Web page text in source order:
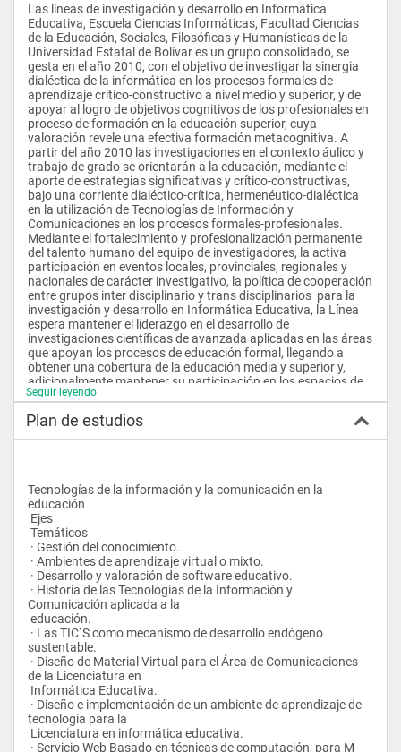
Las líneas de investigación y desarrollo en Informática
Educativa, Escuela Ciencias Informáticas, Facultad Ciencias
de la Educación, Sociales, Filosóficas y Humanísticas de la
Universidad Estatal de Bolívar es un grupo consolidado, se
gesta en el año 2010, con el objetivo de investigar la sinergia
dialéctica de la informática en los procesos formales de
aprendizaje crítico-constructivo a nivel medio y superior, y de
apoyar al logro de objetivos cognitivos de los profesionales en
proceso de formación en la educación superior, cuya
valoración revele una efectiva formación metacognitiva. A
partir del año 2010 las investigaciones en el contexto áulico y
trabajo de grado se orientarán a la educación, mediante el
aporte de estrategias significativas y crítico-constructivas,
bajo una corriente dialéctico-crítica, hermenéutico-dialéctica
en la utilización de Tecnologías de Información y
Comunicaciones en los procesos formales-profesionales.
Mediante el fortalecimiento y profesionalización permanente
del talento humano del equipo de investigadores, la activa
participación en eventos locales, provinciales, regionales y
nacionales de carácter investigativo, la política de cooperación
entre grupos inter disciplinario y trans disciplinarios  para la
investigación y desarrollo en Informática Educativa, la Línea
espera mantener el liderazgo en el desarrollo de
investigaciones científicas de avanzada aplicadas en las áreas
que apoyan los procesos de educación formal, llegando a
obtener una cobertura de la educación media y superior y,
adicionalmente mantener su participación en los espacios de
reflexión relacionados con el tema tanto a nivel nacional y en
OBJETIVOS DEL PROGRAMA DE LÍNEAS DE INVESTIGACIÓN
5.1 General
Licenciatura en Informática Educativa una
tecnológica e informática, articulada con las
comunidades educativas para que desde su
disciplina aporte al desarrollo social.
5.2 Específicos:
5.2.1. Procurar la formación holística y autónoma de los
estudiantes para:
individuales mediante la investigación
desenvolvimiento cultural, ético y
aptitudes para la solución de los
problemas y conflictos, según las necesidades del entorno
articuladas al contexto local, provincial,
Seguir leyendo
Plan de estudios
Tecnologías de la información y la comunicación en la
educación
Ejes
Temáticos
· Gestión del conocimiento.
· Ambientes de aprendizaje virtual o mixto.
· Desarrollo y valoración de software educativo.
Comunicación aplicada a la
educación.
sustentable.
de la Licenciatura en
Informática Educativa.
tecnología para la
Licenciatura en informática educativa.